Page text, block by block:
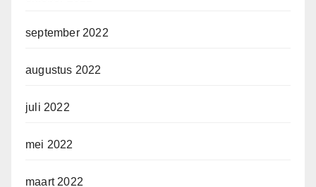
september 2022
augustus 2022
juli 2022
mei 2022
maart 2022